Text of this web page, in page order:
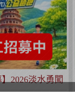
2026淡水勇闖
公益路跑